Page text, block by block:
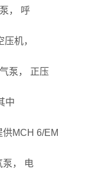
， 呼
机，
泵， 正压
中
MCH 6/EM
泵， 电